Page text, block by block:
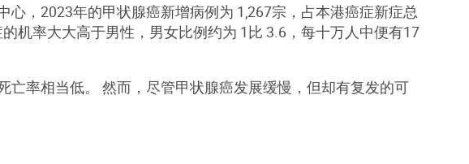
，2023年的甲状腺癌新增病例为 1,267宗，占本港癌症新症总
机率大大高于男性，男女比例约为 1比 3.6，每十万人中便有17
率相当低。 然而，尽管甲状腺癌发展缓慢，但却有复发的可